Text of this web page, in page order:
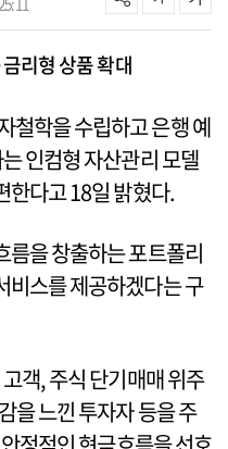
리형 상품 확대
철학을 수립하고 은행 예
인컴형 자산관리 모델
한다고 18일 밝혔다.
름을 창출하는 포트폴리
비스를 제공하겠다는 구
객, 주식 단기매매 위주
을 느낀 투자자 등을 주